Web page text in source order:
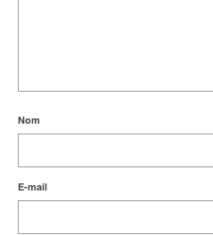
Nom
E-mail